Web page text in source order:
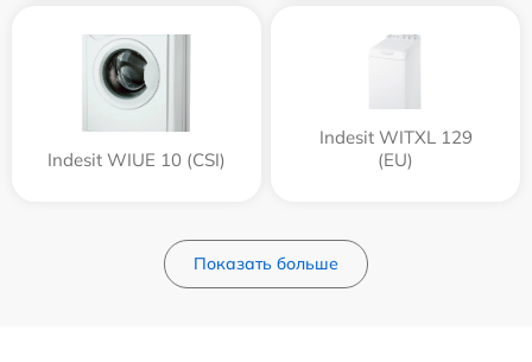
Indesit WIUE 10 (CSI)
Indesit WITXL 129
(EU)
Показать больше